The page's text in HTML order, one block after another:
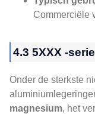
Commerciële
4.3 5XXX -
Onder de sterkste
magnesium, het